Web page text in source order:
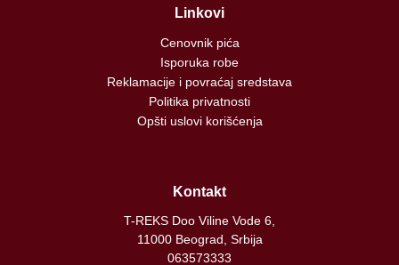
Linkovi
Cenovnik pića
Isporuka robe
Reklamacije i povraćaj sredstava
Politika privatnosti
Opšti uslovi korišćenja
Kontakt
T-REKS Doo Viline Vode 6,
11000 Beograd, Srbija
063573333